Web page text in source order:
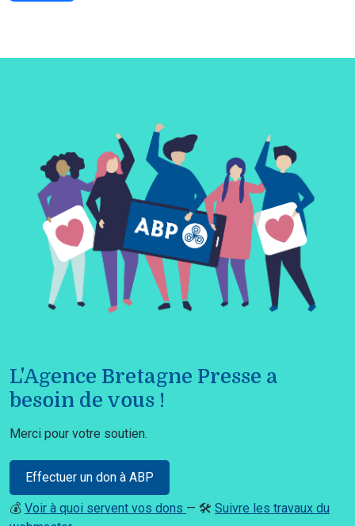
L'Agence Bretagne Presse a
besoin de vous !
Merci pour votre soutien.
Effectuer un don à ABP
💰 Voir à quoi servent vos dons — 🛠️ Suivre les travaux du